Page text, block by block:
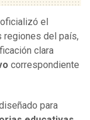
oficializó el
regiones del país,
clara
correspondiente
para